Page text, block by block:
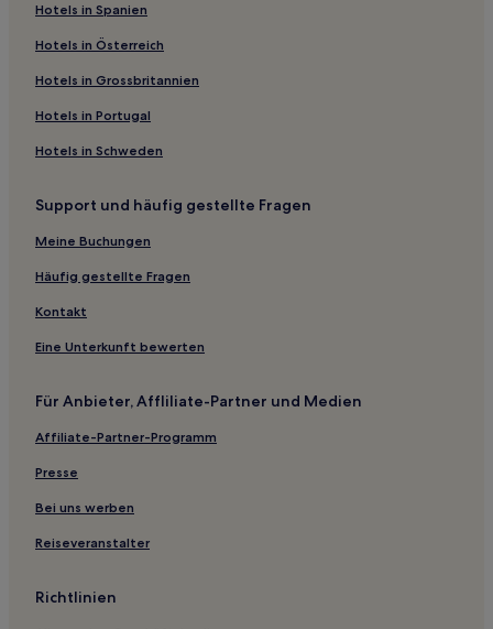
Hotels in Spanien
Hotels in Österreich
Hotels in Grossbritannien
Hotels in Portugal
Hotels in Schweden
Support und häufig gestellte Fragen
Meine Buchungen
Häufig gestellte Fragen
Kontakt
Eine Unterkunft bewerten
Für Anbieter, Affliliate-Partner und Medien
Affiliate-Partner-Programm
Presse
Bei uns werben
Reiseveranstalter
Richtlinien